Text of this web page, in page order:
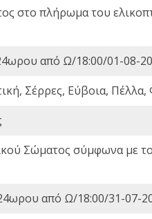
στο πλήρωμα του
από Ω/18:00/01-08-
Σέρρες, Εύβοια,
Σώματος σύμφωνα με
από Ω/18:00/31-07-